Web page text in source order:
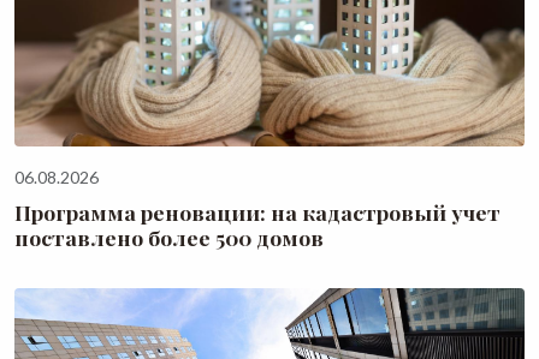
06.08.2026
Программа реновации: на кадастровый учет
поставлено более 500 домов